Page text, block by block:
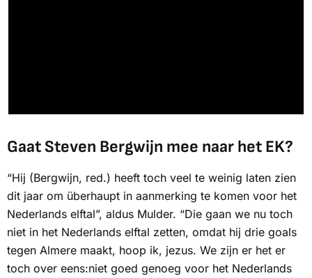
Gaat Steven Bergwijn mee naar het EK?
“Hij (Bergwijn, red.) heeft toch veel te weinig laten zien
dit jaar om überhaupt in aanmerking te komen voor het
Nederlands elftal”, aldus Mulder. “Die gaan we nu toch
niet in het Nederlands elftal zetten, omdat hij drie goals
tegen Almere maakt, hoop ik, jezus. We zijn er het er
toch over eens:niet goed genoeg voor het Nederlands